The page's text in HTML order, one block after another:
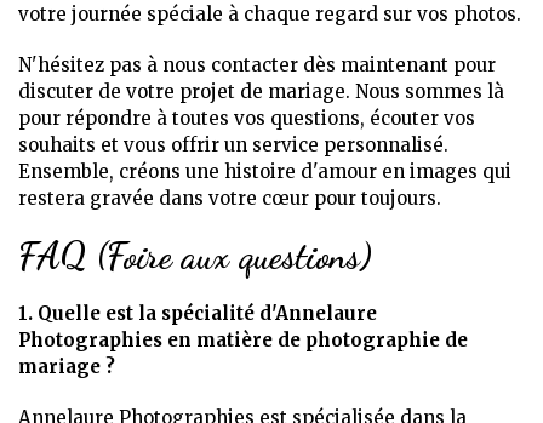
votre journée spéciale à chaque regard sur vos photos.
N'hésitez pas à nous contacter dès maintenant pour
discuter de votre projet de mariage. Nous sommes là
pour répondre à toutes vos questions, écouter vos
souhaits et vous offrir un service personnalisé.
Ensemble, créons une histoire d'amour en images qui
restera gravée dans votre cœur pour toujours.
FAQ (Foire aux questions)
1. Quelle est la spécialité d'Annelaure
Photographies en matière de photographie de
mariage ?
Annelaure Photographies est spécialisée dans la